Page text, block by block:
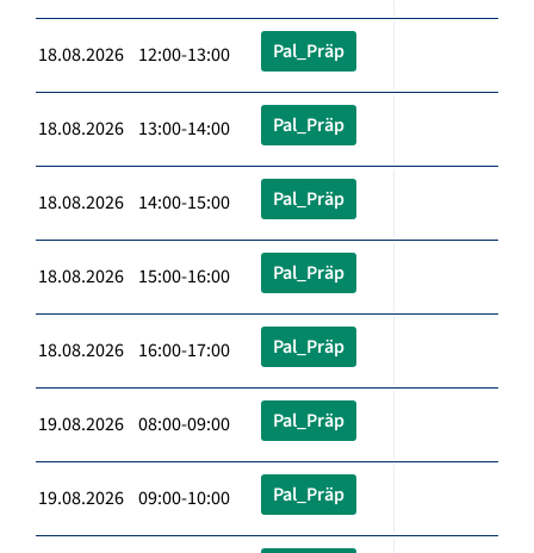
18.08.2026 12:00-13:00 Pal_Präp
18.08.2026 13:00-14:00 Pal_Präp
18.08.2026 14:00-15:00 Pal_Präp
18.08.2026 15:00-16:00 Pal_Präp
18.08.2026 16:00-17:00 Pal_Präp
19.08.2026 08:00-09:00 Pal_Präp
19.08.2026 09:00-10:00 Pal_Präp